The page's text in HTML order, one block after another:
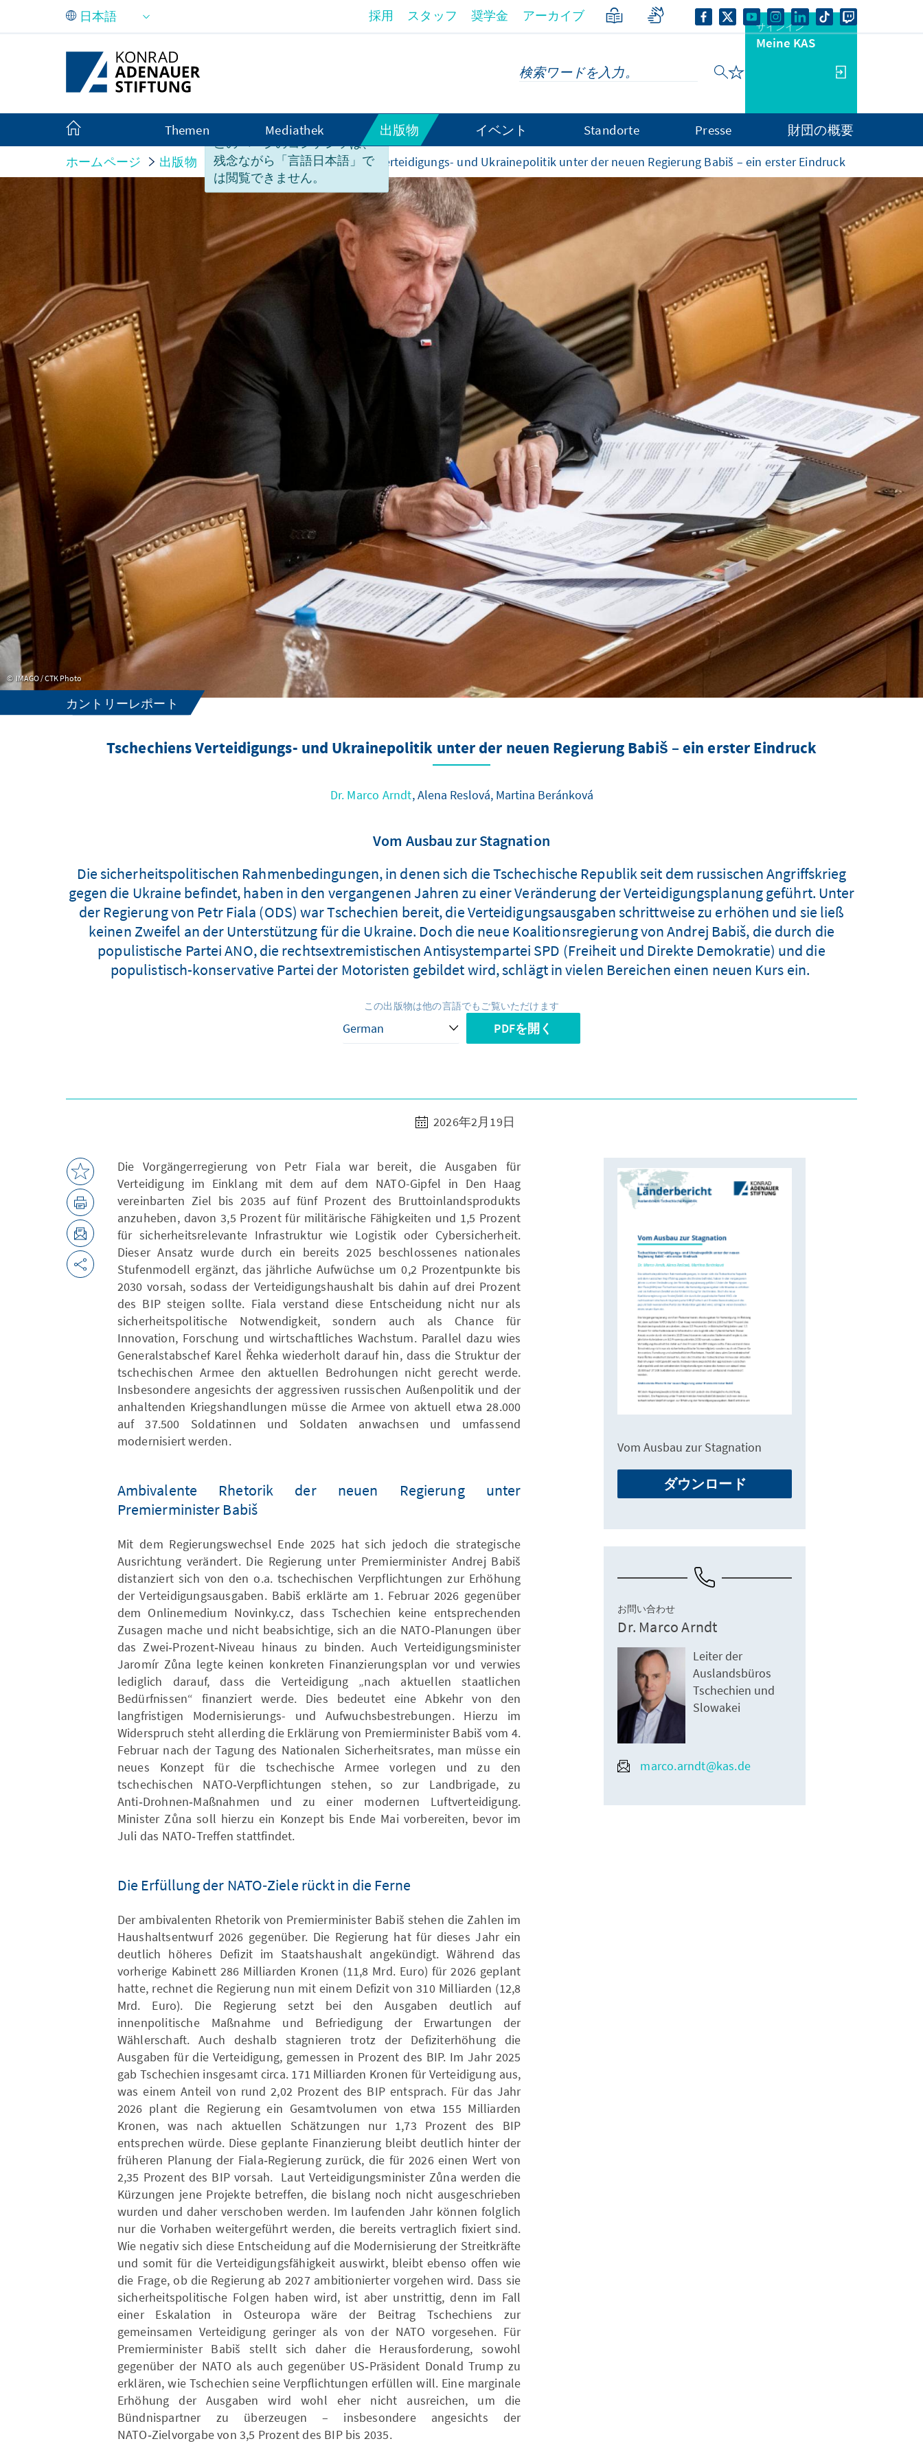
メインコンテンツにスキップ
このページのコンテンツは、
残念ながら「言語日本語」で
は閲覧できません。
採用 スタッフ 奨学金 アーカイブ
サインイン
Meine KAS
Themen Mediathek 出版物 イベント Standorte Presse 財団の概要
ホームページ 出版物 国別リポート Tschechiens Verteidigungs- und Ukrainepolitik unter der neuen Regierung Babiš – ein erster Eindruck
IMAGO / CTK Photo
カントリーレポート
Tschechiens Verteidigungs- und Ukrainepolitik unter der neuen Regierung Babiš – ein erster Eindruck
Dr. Marco Arndt, Alena Reslová, Martina Beránková
Vom Ausbau zur Stagnation
Die sicherheitspolitischen Rahmenbedingungen, in denen sich die Tschechische Republik seit dem russischen Angriffskrieg
gegen die Ukraine befindet, haben in den vergangenen Jahren zu einer Veränderung der Verteidigungsplanung geführt. Unter
der Regierung von Petr Fiala (ODS) war Tschechien bereit, die Verteidigungsausgaben schrittweise zu erhöhen und sie ließ
keinen Zweifel an der Unterstützung für die Ukraine. Doch die neue Koalitionsregierung von Andrej Babiš, die durch die
populistische Partei ANO, die rechtsextremistischen Antisystempartei SPD (Freiheit und Direkte Demokratie) und die
populistisch-konservative Partei der Motoristen gebildet wird, schlägt in vielen Bereichen einen neuen Kurs ein.
この出版物は他の言語でもご覧いただけます
PDFを開く
2026年2月19日
Die Vorgängerregierung von Petr Fiala war bereit, die Ausgaben für
Verteidigung im Einklang mit dem auf dem NATO-Gipfel in Den Haag
vereinbarten Ziel bis 2035 auf fünf Prozent des Bruttoinlandsprodukts
anzuheben, davon 3,5 Prozent für militärische Fähigkeiten und 1,5 Prozent
für sicherheitsrelevante Infrastruktur wie Logistik oder Cybersicherheit.
Dieser Ansatz wurde durch ein bereits 2025 beschlossenes nationales
Stufenmodell ergänzt, das jährliche Aufwüchse um 0,2 Prozentpunkte bis
2030 vorsah, sodass der Verteidigungshaushalt bis dahin auf drei Prozent
des BIP steigen sollte. Fiala verstand diese Entscheidung nicht nur als
sicherheitspolitische Notwendigkeit, sondern auch als Chance für
Innovation, Forschung und wirtschaftliches Wachstum. Parallel dazu wies
Generalstabschef Karel Řehka wiederholt darauf hin, dass die Struktur der
tschechischen Armee den aktuellen Bedrohungen nicht gerecht werde.
Insbesondere angesichts der aggressiven russischen Außenpolitik und der
anhaltenden Kriegshandlungen müsse die Armee von aktuell etwa 28.000
auf 37.500 Soldatinnen und Soldaten anwachsen und umfassend
modernisiert werden.
Ambivalente Rhetorik der neuen Regierung unter
Premierminister Babiš
Mit dem Regierungswechsel Ende 2025 hat sich jedoch die strategische
Ausrichtung verändert. Die Regierung unter Premierminister Andrej Babiš
distanziert sich von den o.a. tschechischen Verpflichtungen zur Erhöhung
der Verteidigungsausgaben. Babiš erklärte am 1. Februar 2026 gegenüber
dem Onlinemedium Novinky.cz, dass Tschechien keine entsprechenden
Zusagen mache und nicht beabsichtige, sich an die NATO‑Planungen über
das Zwei‑Prozent‑Niveau hinaus zu binden. Auch Verteidigungsminister
Jaromír Zůna legte keinen konkreten Finanzierungsplan vor und verwies
lediglich darauf, dass die Verteidigung „nach aktuellen staatlichen
Bedürfnissen“ finanziert werde. Dies bedeutet eine Abkehr von den
langfristigen Modernisierungs- und Aufwuchsbestrebungen. Hierzu im
Widerspruch steht allerding die Erklärung von Premierminister Babiš vom 4.
Februar nach der Tagung des Nationalen Sicherheitsrates, man müsse ein
neues Konzept für die tschechische Armee vorlegen und zu den
tschechischen NATO‑Verpflichtungen stehen, so zur Landbrigade, zu
Anti‑Drohnen‑Maßnahmen und zu einer modernen Luftverteidigung.
Minister Zůna soll hierzu ein Konzept bis Ende Mai vorbereiten, bevor im
Juli das NATO‑Treffen stattfindet.
Die Erfüllung der NATO‑Ziele rückt in die Ferne
Der ambivalenten Rhetorik von Premierminister Babiš stehen die Zahlen im
Haushaltsentwurf 2026 gegenüber. Die Regierung hat für dieses Jahr ein
deutlich höheres Defizit im Staatshaushalt angekündigt. Während das
vorherige Kabinett 286 Milliarden Kronen (11,8 Mrd. Euro) für 2026 geplant
hatte, rechnet die Regierung nun mit einem Defizit von 310 Milliarden (12,8
Mrd. Euro). Die Regierung setzt bei den Ausgaben deutlich auf
innenpolitische Maßnahme und Befriedigung der Erwartungen der
Wählerschaft. Auch deshalb stagnieren trotz der Defiziterhöhung die
Ausgaben für die Verteidigung, gemessen in Prozent des BIP. Im Jahr 2025
gab Tschechien insgesamt circa. 171 Milliarden Kronen für Verteidigung aus,
was einem Anteil von rund 2,02 Prozent des BIP entsprach. Für das Jahr
2026 plant die Regierung ein Gesamtvolumen von etwa 155 Milliarden
Kronen, was nach aktuellen Schätzungen nur 1,73 Prozent des BIP
entsprechen würde. Diese geplante Finanzierung bleibt deutlich hinter der
früheren Planung der Fiala‑Regierung zurück, die für 2026 einen Wert von
2,35 Prozent des BIP vorsah. Laut Verteidigungsminister Zůna werden die
Kürzungen jene Projekte betreffen, die bislang noch nicht ausgeschrieben
wurden und daher verschoben werden. Im laufenden Jahr können folglich
nur die Vorhaben weitergeführt werden, die bereits vertraglich fixiert sind.
Wie negativ sich diese Entscheidung auf die Modernisierung der Streitkräfte
und somit für die Verteidigungsfähigkeit auswirkt, bleibt ebenso offen wie
die Frage, ob die Regierung ab 2027 ambitionierter vorgehen wird. Dass sie
sicherheitspolitische Folgen haben wird, ist aber unstrittig, denn im Fall
einer Eskalation in Osteuropa wäre der Beitrag Tschechiens zur
gemeinsamen Verteidigung geringer als von der NATO vorgesehen. Für
Premierminister Babiš stellt sich daher die Herausforderung, sowohl
gegenüber der NATO als auch gegenüber US‑Präsident Donald Trump zu
erklären, wie Tschechien seine Verpflichtungen erfüllen will. Eine marginale
Erhöhung der Ausgaben wird wohl eher nicht ausreichen, um die
Bündnispartner zu überzeugen – insbesondere angesichts der
NATO‑Zielvorgabe von 3,5 Prozent des BIP bis 2035.
Vom Ausbau zur Stagnation
ダウンロード
お問い合わせ
Dr. Marco Arndt
Leiter der
Auslandsbüros
Tschechien und
Slowakei
marco.arndt@kas.de